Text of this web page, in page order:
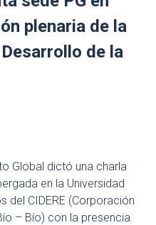
plenaria de la
de la
Global dictó una charla
en la Universidad
del CIDERE (Corporación
– Bío) con la presencia